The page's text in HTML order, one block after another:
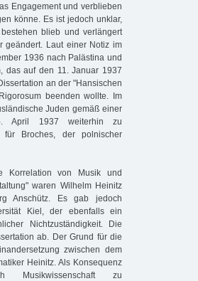
Engagement und verblieben
könne. Es ist jedoch unklar,
blieb und verlängert
geändert. Laut einer Notiz im
1936 nach Palästina und
das auf den 11. Januar 1937
an der "Hansischen
beenden wollte. Im
Juden gemäß einer
April 1937 weiterhin zu
für Broches, der polnischer
Korrelation von Musik und
waren Wilhelm Heinitz
Anschütz. Es gab jedoch
Kiel, der ebenfalls ein
Nichtzuständigkeit. Die
ab. Der Grund für die
zwischen dem
Heinitz. Als Konsequenz
Musikwissenschaft zu